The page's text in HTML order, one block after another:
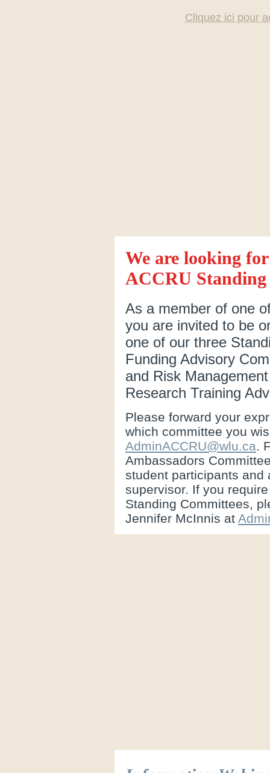
Cliquez ici pour
We are looking
ACCRU Standing
As a member of one
you are invited to be
one of our three
Funding Advisory
and Risk
Research Training
Please forward your
which committee you
AdminACCRU@wlu.ca .
Ambassadors
student participants and
supervisor. If you
Standing Committees,
Jennifer McInnis at